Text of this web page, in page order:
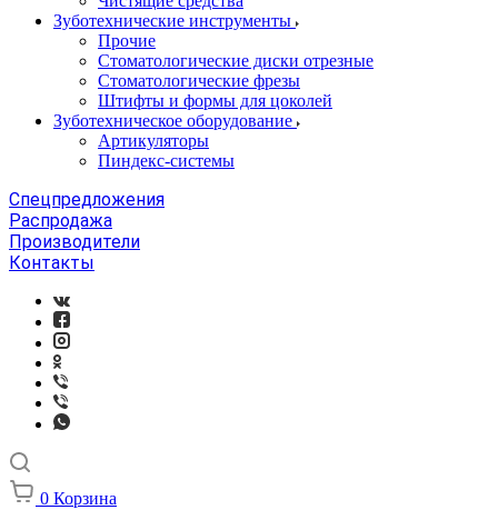
Зуботехнические инструменты
Прочие
Стоматологические диски отрезные
Стоматологические фрезы
Штифты и формы для цоколей
Зуботехническое оборудование
Артикуляторы
Пиндекс-системы
Спецпредложения
Распродажа
Производители
Контакты
0 Корзина